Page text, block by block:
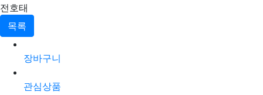
전호태
목록
장바구니
관심상품